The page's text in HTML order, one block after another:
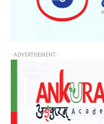
- ADVERTISEMENT -